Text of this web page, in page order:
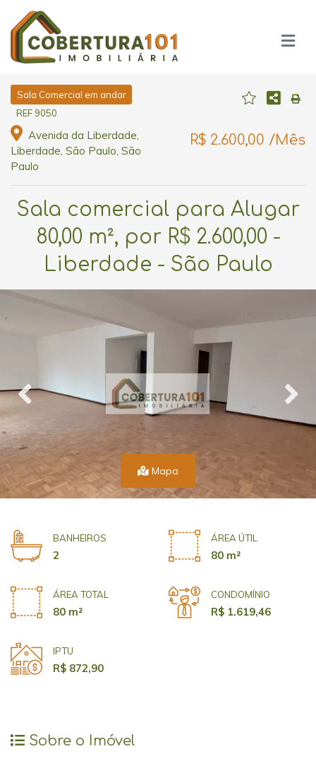
Sala Comercial em andar
REF 9050
Avenida da Liberdade,
Liberdade, São Paulo, São
Paulo
R$ 2.600,00 /Mês
Sala comercial para Alugar
80,00 m², por R$ 2.600,00 -
Liberdade - São Paulo
Mapa
BANHEIROS
2
ÁREA ÚTIL
80 m²
ÁREA TOTAL
80 m²
CONDOMÍNIO
R$ 1.619,46
IPTU
R$ 872,90
Sobre o Imóvel